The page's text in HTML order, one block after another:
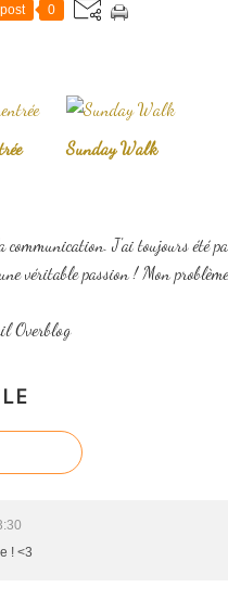
0
Sunday Walk
J'ai toujours été
véritable passion ! Mon
Overblog
! <3